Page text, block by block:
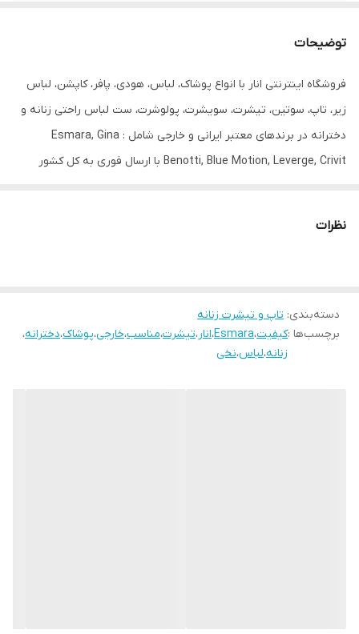
توضیحات
فروشگاه اینترنتی انار با انواع پوشاک، لباس، هودی، پافر، کاپشن، لباس
زیر، تاپ، سوتین، تیشرت، سویشرت، پولوشرت، ست لباس راحتی زنانه و
دخترانه در برندهای معتبر ایرانی و خارجی شامل : Esmara, Gina
Benotti, Blue Motion, Leverge, Crivit با ارسال فوری به کل کشور
نظرات
دسته‌بندی: تاپ و تیشرت زنانه
برچسب‌ها :کیفیت،Esmara،انار،تیشرت،مناسب،خارجی،پوشاک،دخترانه،
زنانه،لباس،نخی